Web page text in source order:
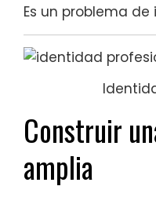
Es un problema
Construir
amplia